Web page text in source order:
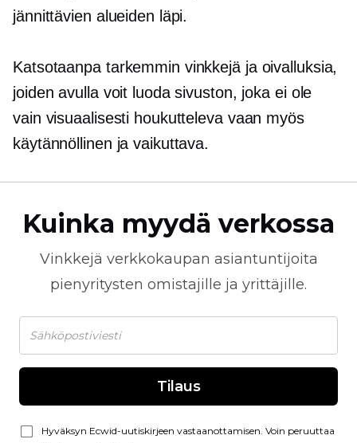
jännittävien alueiden läpi.
Katsotaanpa tarkemmin vinkkejä ja oivalluksia,
joiden avulla voit luoda sivuston, joka ei ole
vain visuaalisesti houkutteleva vaan myös
käytännöllinen ja vaikuttava.
Kuinka myydä verkossa
Vinkkejä verkkokaupan asiantuntijoita
pienyritysten omistajille ja yrittäjille.
Tilaus
Hyväksyn Ecwid-uutiskirjeen vastaanottamisen. Voin peruuttaa